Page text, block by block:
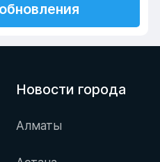
Новости города
Алматы